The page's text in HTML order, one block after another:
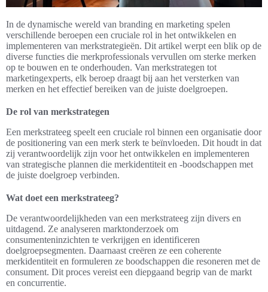
In de dynamische wereld van branding en marketing spelen
verschillende beroepen een cruciale rol in het ontwikkelen en
implementeren van merkstrategieën. Dit artikel werpt een blik op de
diverse functies die merkprofessionals vervullen om sterke merken
op te bouwen en te onderhouden. Van merkstrategen tot
marketingexperts, elk beroep draagt bij aan het versterken van
merken en het effectief bereiken van de juiste doelgroepen.
De rol van merkstrategen
Een merkstrateeg speelt een cruciale rol binnen een organisatie door
de positionering van een merk sterk te beïnvloeden. Dit houdt in dat
zij verantwoordelijk zijn voor het ontwikkelen en implementeren
van strategische plannen die merkidentiteit en -boodschappen met
de juiste doelgroep verbinden.
Wat doet een merkstrateeg?
De verantwoordelijkheden van een merkstrateeg zijn divers en
uitdagend. Ze analyseren marktonderzoek om
consumenteninzichten te verkrijgen en identificeren
doelgroepsegmenten. Daarnaast creëren ze een coherente
merkidentiteit en formuleren ze boodschappen die resoneren met de
consument. Dit proces vereist een diepgaand begrip van de markt
en concurrentie.